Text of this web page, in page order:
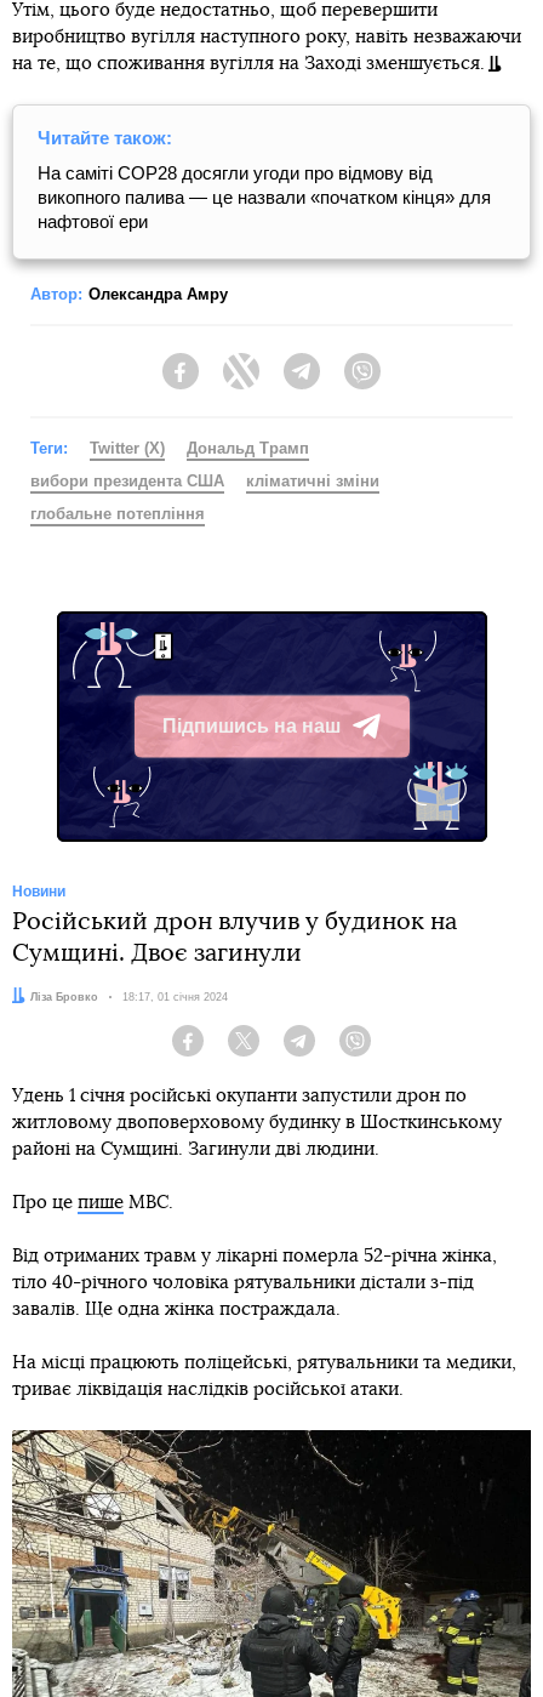
Утім, цього буде недостатньо, щоб перевершити
виробництво вугілля наступного року, навіть незважаючи
на те, що споживання вугілля на Заході зменшується.
Читайте також:
На саміті COP28 досягли угоди про відмову від
викопного палива — це назвали «початком кінця» для
нафтової ери
Автор: Олександра Амру
FacebookTwitter Telegram
Теги: Twitter (X)
Дональд Трамп
вибори президента США
кліматичні зміни
глобальне потепління
Підпишись на наш
Telegram
Новини
Російський дрон влучив у будинок на
Сумщині. Двоє загинули
Автор:
Ліза Бровко Дата:
18:17, 01 січня 2024
Facebook Twitter Telegram
Удень 1 січня російські окупанти запустили дрон по
житловому двоповерховому будинку в Шосткинському
районі на Сумщині. Загинули дві людини.
Про це пише МВС.
Від отриманих травм у лікарні померла 52-річна жінка,
тіло 40-річного чоловіка рятувальники дістали з-під
завалів. Ще одна жінка постраждала.
На місці працюють поліцейські, рятувальники та медики,
триває ліквідація наслідків російської атаки.